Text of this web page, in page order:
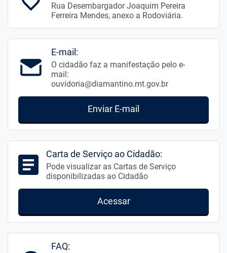
Rua Desembargador Joaquim Pereira
Ferreira Mendes, anexo a Rodoviária.
E-mail:
O cidadão faz a manifestação pelo e-
mail:
ouvidoria@diamantino.mt.gov.br
Enviar E-mail
Carta de Serviço ao Cidadão:
Pode visualizar as Cartas de Serviço
disponibilizadas ao Cidadão
Acessar
FAQ: